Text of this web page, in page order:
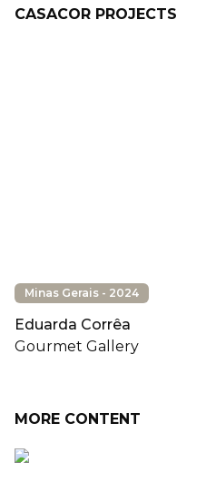
CASACOR PROJECTS
Minas Gerais - 2024
Eduarda Corrêa
Gourmet Gallery
MORE CONTENT